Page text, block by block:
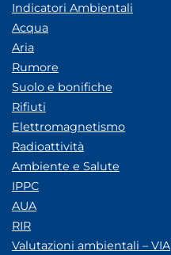
Indicatori Ambientali
Acqua
Aria
Rumore
Suolo e bonifiche
Rifiuti
Elettromagnetismo
Radioattività
Ambiente e Salute
IPPC
AUA
RIR
Valutazioni ambientali – VIA